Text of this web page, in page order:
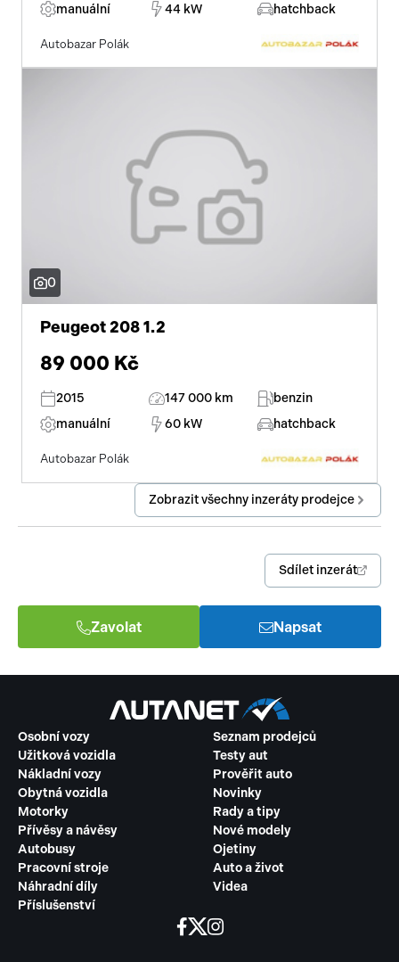
manuální
44 kW hatchback
Autobazar Polák
0
Peugeot 208 1.2
89 000 Kč
2015 147 000 km
benzin
manuální
60 kW hatchback
Autobazar Polák
Zobrazit všechny inzeráty prodejce
Sdílet inzerát
Zavolat Napsat
Osobní vozy
Užitková vozidla
Nákladní vozy
Obytná vozidla
Motorky
Přívěsy a návěsy
Autobusy
Pracovní stroje
Náhradní díly
Příslušenství
Seznam prodejců
Testy aut
Prověřit auto
Novinky
Rady a tipy
Nové modely
Ojetiny
Auto a život
Videa